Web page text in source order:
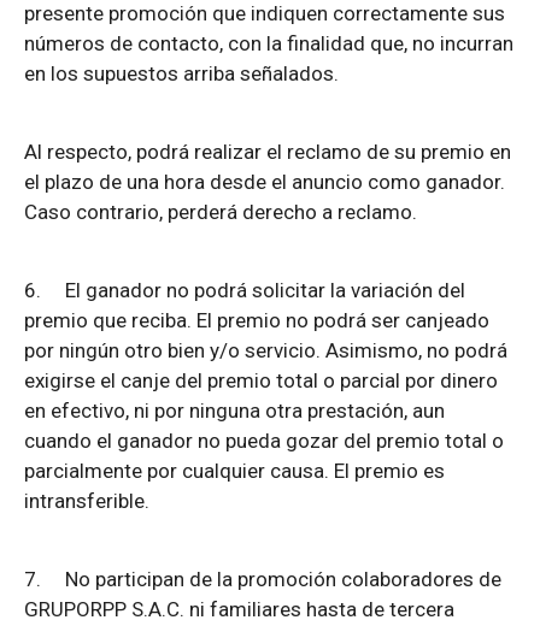
presente promoción que indiquen correctamente sus
números de contacto, con la finalidad que, no incurran
en los supuestos arriba señalados.
Al respecto, podrá realizar el reclamo de su premio en
el plazo de una hora desde el anuncio como ganador.
Caso contrario, perderá derecho a reclamo.
6. El ganador no podrá solicitar la variación del
premio que reciba. El premio no podrá ser canjeado
por ningún otro bien y/o servicio. Asimismo, no podrá
exigirse el canje del premio total o parcial por dinero
en efectivo, ni por ninguna otra prestación, aun
cuando el ganador no pueda gozar del premio total o
parcialmente por cualquier causa. El premio es
intransferible.
7. No participan de la promoción colaboradores de
GRUPORPP S.A.C. ni familiares hasta de tercera